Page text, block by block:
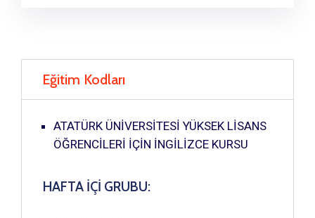
Eğitim Kodları
ATATÜRK ÜNİVERSİTESİ YÜKSEK LİSANS
ÖĞRENCİLERİ İÇİN İNGİLİZCE KURSU
HAFTA İÇİ GRUBU: